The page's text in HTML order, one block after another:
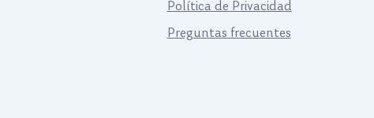
Política de Privacidad
Preguntas frecuentes